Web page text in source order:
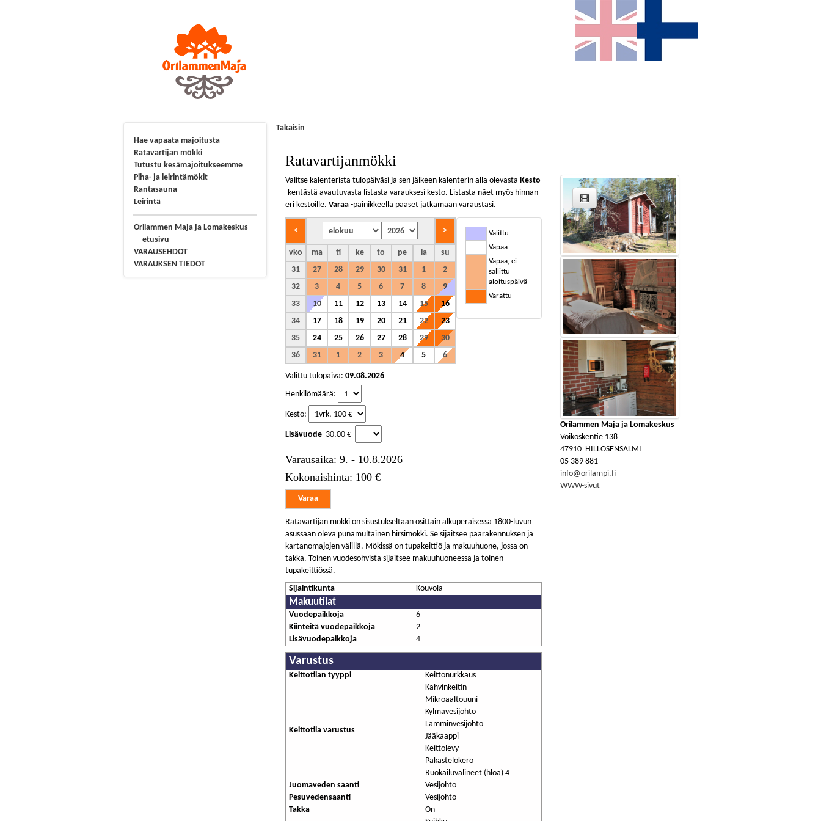
Hae vapaata majoitusta
Ratavartijan mökki
Tutustu kesämajoitukseemme
Piha- ja leirintämökit
Rantasauna
Leirintä
Orilammen Maja ja Lomakeskus
etusivu
VARAUSEHDOT
VARAUKSEN TIEDOT
Takaisin
Ratavartijanmökki
Orilammen Maja ja Lomakeskus
Voikoskentie 138
47910 HILLOSENSALMI
05 389 881
info@orilampi.fi
WWW-sivut
Valitse kalenterista tulopäiväsi ja sen jälkeen kalenterin alla olevasta Kesto
-kentästä avautuvasta listasta varauksesi kesto. Listasta näet myös hinnan
eri kestoille. Varaa -painikkeella pääset jatkamaan varaustasi.
Valittu
Vapaa
Vapaa, ei
sallittu
aloituspäivä
Varattu
vko ma ti ke to pe la
su
31
27 28 29 30 31 1
2
32
3 4 5 6 7 8
9
33
10 11 12 13 14 15
16
34
17 18 19 20 21 22
23
35
24 25 26 27 28 29
30
36
31 1 2 3 4 5 6
Valittu tulopäivä: 09.08.2026
Henkilömäärä:
Kesto:
Lisävuode 30,00 €
Varausaika: 9. - 10.8.2026
Kokonaishinta: 100 €
Ratavartijan mökki on sisustukseltaan osittain alkuperäisessä 1800-luvun
asussaan oleva punamultainen hirsimökki. Se sijaitsee päärakennuksen ja
kartanomajojen välillä. Mökissä on tupakeittiö ja makuuhuone, jossa on
takka. Toinen vuodesohvista sijaitsee makuuhuoneessa ja toinen
tupakeittiössä.
Sijaintikunta
Kouvola
Makuutilat
Vuodepaikkoja
6
Kiinteitä vuodepaikkoja
2
Lisävuodepaikkoja
4
Varustus
Keittotilan tyyppi Keittonurkkaus
Keittotila varustus
Kahvinkeitin
Mikroaaltouuni
Kylmävesijohto
Lämminvesijohto
Jääkaappi
Keittolevy
Pakastelokero
Ruokailuvälineet (hlöä) 4
Juomaveden saanti
Vesijohto
Pesuvedensaanti
Vesijohto
Takka
On